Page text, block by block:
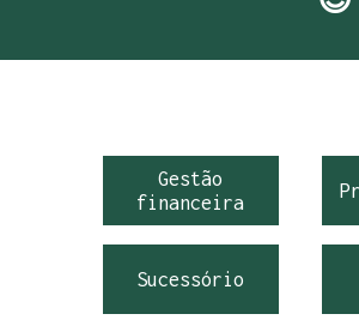
Gestão
financeira
Sucessório